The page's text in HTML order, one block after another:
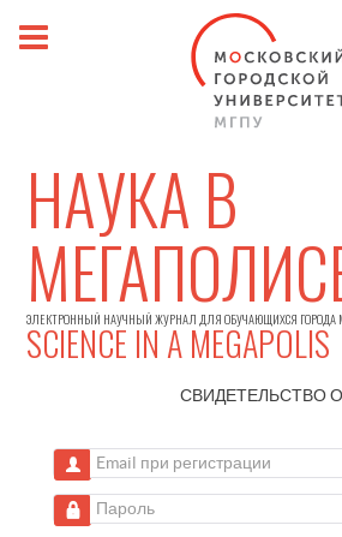
НАУКА В
ЭЛЕКТРОННЫЙ НАУЧНЫЙ ЖУРНАЛ ДЛЯ ОБУЧАЮЩИХСЯ ГОРОДА
SCIENCE IN A MEGAPOLIS
СВИДЕТЕЛЬСТВО
Email при регистрации
Пароль